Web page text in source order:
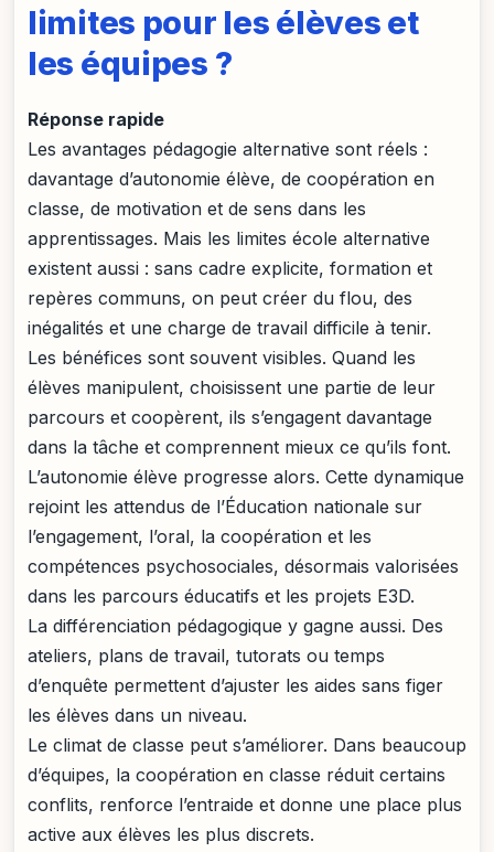
limites pour les élèves et
les équipes ?
Réponse rapide
Les avantages pédagogie alternative sont réels :
davantage d’autonomie élève, de coopération en
classe, de motivation et de sens dans les
apprentissages. Mais les limites école alternative
existent aussi : sans cadre explicite, formation et
repères communs, on peut créer du flou, des
inégalités et une charge de travail difficile à tenir.
Les bénéfices sont souvent visibles. Quand les
élèves manipulent, choisissent une partie de leur
parcours et coopèrent, ils s’engagent davantage
dans la tâche et comprennent mieux ce qu’ils font.
L’autonomie élève progresse alors. Cette dynamique
rejoint les attendus de l’Éducation nationale sur
l’engagement, l’oral, la coopération et les
compétences psychosociales, désormais valorisées
dans les parcours éducatifs et les projets E3D.
La différenciation pédagogique y gagne aussi. Des
ateliers, plans de travail, tutorats ou temps
d’enquête permettent d’ajuster les aides sans figer
les élèves dans un niveau.
Le climat de classe peut s’améliorer. Dans beaucoup
d’équipes, la coopération en classe réduit certains
conflits, renforce l’entraide et donne une place plus
active aux élèves les plus discrets.